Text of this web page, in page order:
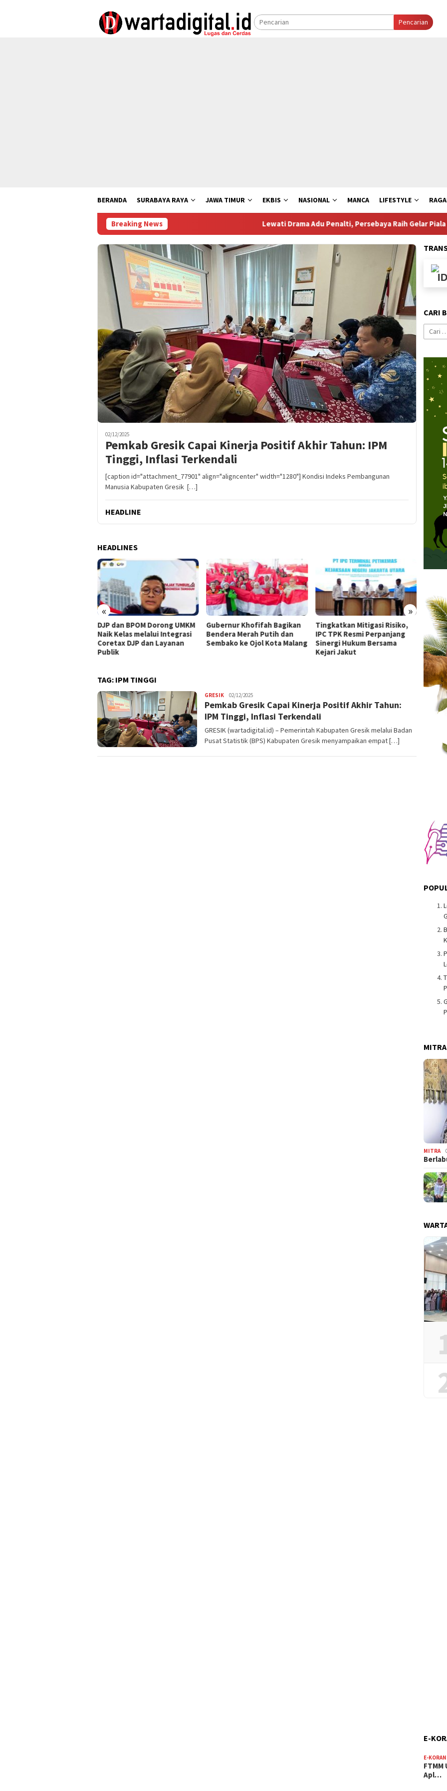
Pencarian
BERANDA SURABAYA RAYA JAWA TIMUR EKBIS NASIONAL MANCA LIFESTYLE
Breaking News Lewati Drama Adu Penalti, Persebaya Raih Gelar Piala Presiden 2026
02/12/2025
Pemkab Gresik Capai Kinerja Positif Akhir Tahun: IPM
Tinggi, Inflasi Terkendali
[caption id="attachment_77901" align="aligncenter" width="1280"] Kondisi Indeks Pembangunan
Manusia Kabupaten Gresik […]
HEADLINE
HEADLINES
« »
DJP dan BPOM Dorong UMKM
Naik Kelas melalui Integrasi
Coretax DJP dan Layanan
Publik
Gubernur Khofifah Bagikan
Bendera Merah Putih dan
Sembako ke Ojol Kota Malang
Tingkatkan Mitigasi Risiko,
IPC TPK Resmi Perpanjang
Sinergi Hukum Bersama
Kejari Jakut
Publik
TAG: IPM TINGGI
GRESIK Admin
Warta
02/12/2025
Pemkab Gresik Capai Kinerja Positif Akhir Tahun:
IPM Tinggi, Inflasi Terkendali
GRESIK (wartadigital.id) – Pemerintah Kabupaten Gresik melalui Badan
Pusat Statistik (BPS) Kabupaten Gresik menyampaikan empat […]
CARI
Cari
untuk:
MITRA
MITRA
E-
E-KORAN
FTMM
Apl…